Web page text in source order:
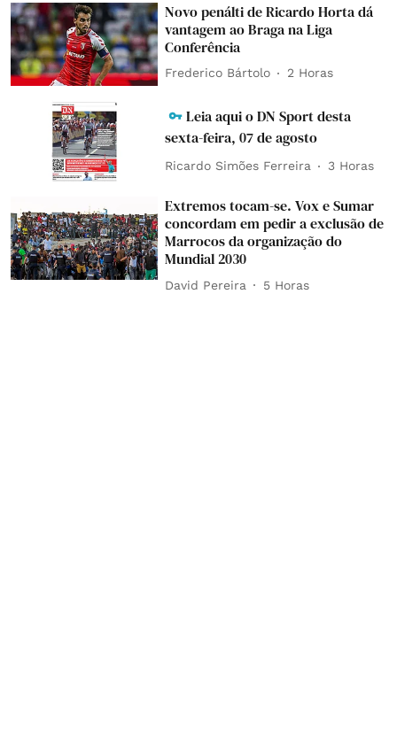
Novo penálti de Ricardo Horta dá
vantagem ao Braga na Liga
Conferência
Frederico Bártolo 2 Horas
Leia aqui o DN Sport desta
sexta-feira, 07 de agosto
Ricardo Simões Ferreira 3 Horas
Extremos tocam-se. Vox e Sumar
concordam em pedir a exclusão de
Marrocos da organização do
Mundial 2030
David Pereira 5 Horas